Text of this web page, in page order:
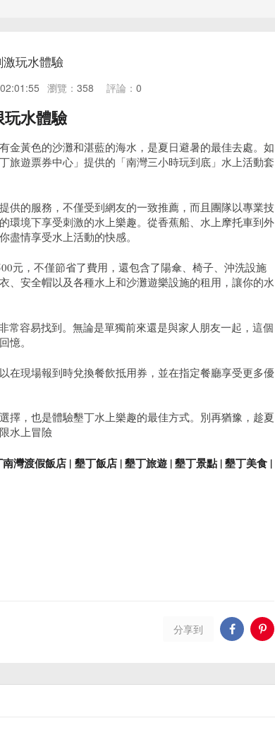
玩水體驗
瀏覽： 358 評論： 0
水體驗
金黃色的沙灘和湛藍的海水，是夏日避暑的最佳去處。如
旅遊票券中心」提供的「南灣三小時玩到底」水上活動套
供的服務，不僅受到網友的一致推薦，而且團隊以專業技
環境下享受刺激的水上樂趣。從香蕉船、水上摩托車到外
盡情享受水上活動的快感。
元，不僅節省了費用，還包含了陽傘、椅子、沖洗設施
、安全帽以及各種水上和沙灘遊樂設施的租用，讓你的水
常容易找到。無論是單獨前來還是與家人朋友一起，這個
憶。
在現場報到時兌換餐飲抵用券，並在指定餐廳享受更多優
擇，也是體驗墾丁水上樂趣的最佳方式。別再猶豫，趁夏
水上冒險
灣渡假飯店 | 墾丁飯店 | 墾丁旅遊 | 墾丁景點 | 墾丁美食 |
分享到